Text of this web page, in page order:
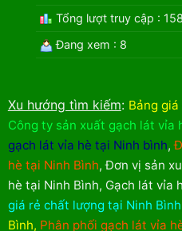
Tổng lượt truy cập :
Đang xem : 8
Xu hướng tìm kiếm: Bảng
Công ty sản xuất gạch lát vỉa
gạch lát vỉa hè tại Ninh bình,
hè tại Ninh Bình,Đơn vị sản
hè tại Ninh Bình, Gạch lát vỉa
giá rẻ chất lượng tại Ninh Bình
Bình, Phân phối gạch lát vỉa